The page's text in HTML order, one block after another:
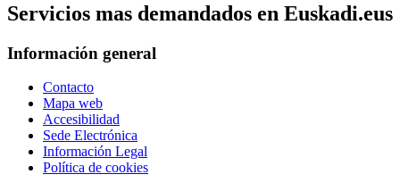
Servicios mas demandados en Euskadi.eus
Información general
Contacto
Mapa web
Accesibilidad
Sede Electrónica
Información Legal
Política de cookies